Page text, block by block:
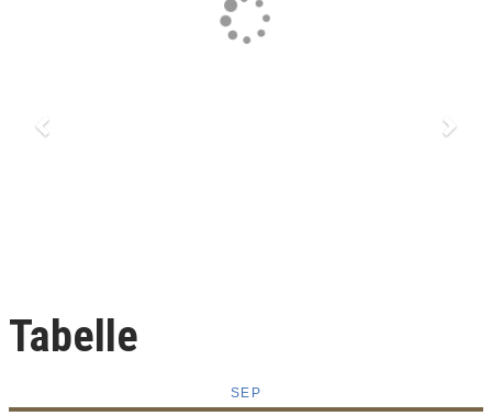
Tabelle
SEP